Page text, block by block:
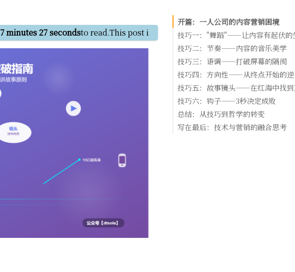
7 minutes 27 secondsto read.This post is of average length, and can be read
开篇：一人公司的内容营销困境
技巧一："舞蹈"——让内容有起伏的
痛点回顾
突破之道
dtsola的深度思考
技巧二：节奏——内容的音乐美学
痛
突破之道
dtsola的深度思考
技巧三：语调——打破屏幕的隔阂
痛点回多的营销内容听起来像在"对
不是"和用户聊天"。这种距离感让用
生防备心理，认为自己正在被推销。
突破之道
dtsola的深度思考
技巧四：方向性——从终点开始的
痛
突破之道
dtsola的深度思考
技巧五：故事镜头——在红海中找
痛点回顾
dtsola的深度思考
技巧六：钩子——3秒决定成败
痛点回顾
dtsola的深度思考
总结：从技巧到哲学的转变
dtsola的终极思考
写在最后：技术与营销的融合思考